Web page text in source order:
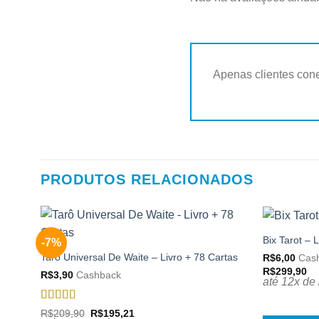
Apenas clientes
PRODUTOS RELACIONADOS
-7%
aos
Tarô Universal De Waite – Livro + 78 Cartas
R$3,90Cashback
Avaliação 5
R$209,90 O
R$195,21
Bix Tarot –
R$6,00
R$299,90
até 12x de